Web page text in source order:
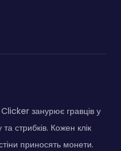
занурює гравців у
стрибків. Кожен клік
приносять монети.